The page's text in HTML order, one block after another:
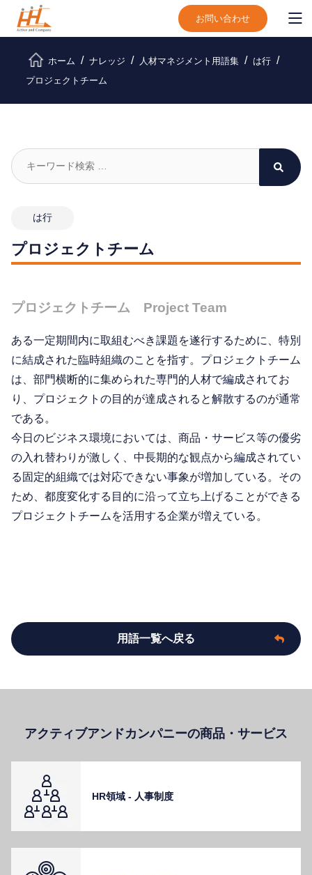
お問い合わせ
ホーム ナレッジ 人材マネジメント用語集
は行
プロジェクトチーム
は行
プロジェクトチーム
プロジェクトチーム Project Team
ある一定期間内に取組むべき課題を遂行するために、特別
に結成された臨時組織のことを指す。プロジェクトチーム
は、部門横断的に集められた専門的人材で編成されてお
り、プロジェクトの目的が達成されると解散するのが通常
である。
今日のビジネス環境においては、商品・サービス等の優劣
の入れ替わりが激しく、中長期的な観点から編成されてい
る固定的組織では対応できない事象が増加している。その
ため、都度変化する目的に沿って立ち上げることができる
プロジェクトチームを活用する企業が増えている。
用語一覧へ戻る
アクティブアンドカンパニーの商品・サービス
HR領域 - ⼈事制度